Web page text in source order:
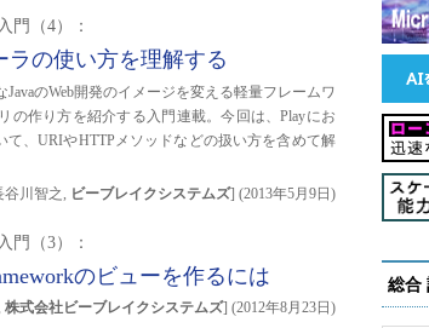
門（4）：
ラの使い方を理解する
のWeb開発のイメージを変える軽量フレームワ
の作り方を紹介する入門連載。今回は、Playにお
、URIやHTTPメソッドなどの扱い方を含めて解
谷川智之, ビーブレイクシステムズ] (2013年5月9日 )
門（3）：
のビューを作るには
株式会社ビーブレイクシステムズ] (2012年8月23日 )
総合